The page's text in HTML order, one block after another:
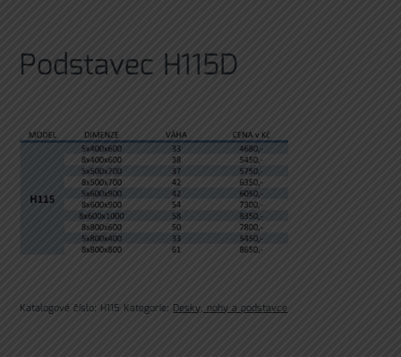
Podstavec H115D
Katalogové číslo: H115 Kategorie:Desky, nohy a podstavce